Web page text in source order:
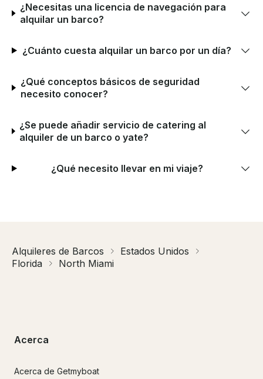
¿Necesitas una licencia de navegación para
alquilar un barco?
¿Cuánto cuesta alquilar un barco por un día?
¿Qué conceptos básicos de seguridad
necesito conocer?
¿Se puede añadir servicio de catering al
alquiler de un barco o yate?
¿Qué necesito llevar en mi viaje?
Alquileres de Barcos
Estados Unidos
Florida
North Miami
Acerca
Acerca de Getmyboat